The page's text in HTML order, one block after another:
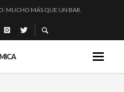
MUCHO MÁS QUE UN BAR.
Y BRILLANTE.
ALTA EN EL PLATO.